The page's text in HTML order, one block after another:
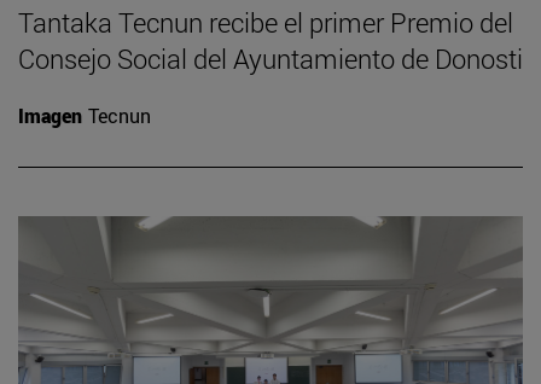
Tantaka Tecnun recibe el primer Premio del
Consejo Social del Ayuntamiento de Donosti
Imagen Tecnun